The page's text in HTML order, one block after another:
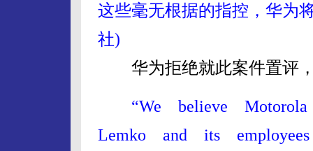
这些毫无根据的指控，华为
社)
华为拒绝就此案件置评，
“We believe
Lemko and its